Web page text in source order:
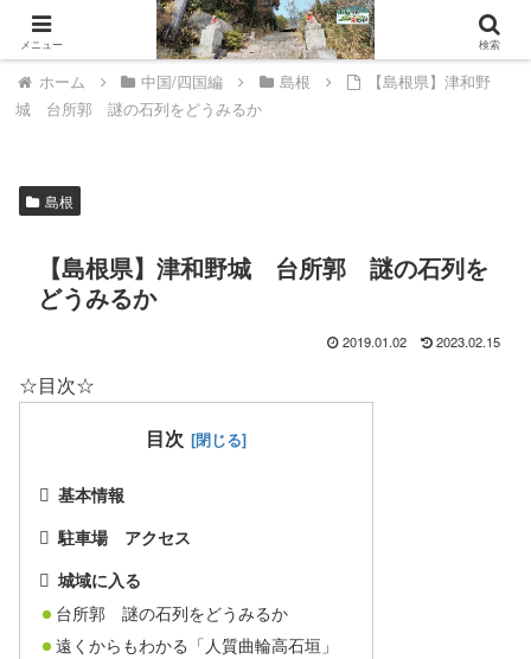
山城ウェルネスへようこそ。
ホーム 中国/四国編 島根
【島根県】津和野
城 台所郭 謎の石列をどうみるか
島根
【島根県】津和野城 台所郭 謎の石列を
どうみるか
2019.01.02 2023.02.15
☆目次☆
目次
基本情報
駐車場 アクセス
城域に入る
台所郭 謎の石列をどうみるか
遠くからもわかる「人質曲輪高石垣」
メニュー 検索